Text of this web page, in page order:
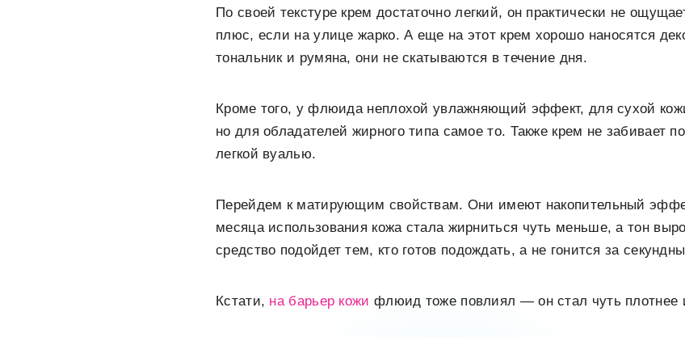
По своей текстуре крем достаточно легкий, он практически не
плюс, если на улице жарко. А еще на этот крем хорошо наносятся
тональник и румяна, они не скатываются в течение дня.
Кроме того, у флюида неплохой увлажняющий эффект, для сухой
но для обладателей жирного типа самое то. Также крем не забивает
легкой вуалью.
Перейдем к матирующим свойствам. Они имеют накопительный
месяца использования кожа стала жирниться чуть меньше, а тон
средство подойдет тем, кто готов подождать, а не гонится за
Кстати, на барьер кожи флюид тоже повлиял — он стал чуть плотнее